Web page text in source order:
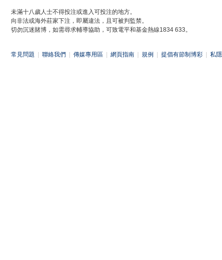
未滿十八歲人士不得投注或進入可投注的地方。
向非法或海外莊家下注，即屬違法，且可被判監禁。
切勿沉迷賭博，如需尋求輔導協助，可致電平和基金熱線1834 633。
常見問題 聯絡我們 傳媒專用區 網頁指南 規例 提倡有節制博彩 私